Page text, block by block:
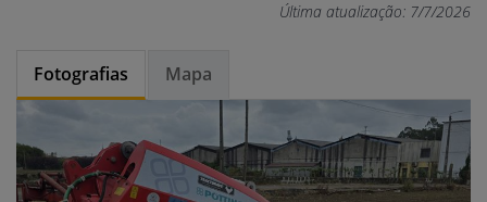
Última atualização: 7/7/2026
Fotografias Mapa